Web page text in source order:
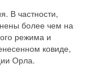
В частности,
более чем на
режима и
ковиде,
Орла.